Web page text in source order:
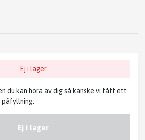
Ej i lager
du kan höra av dig så kanske vi fått ett
påfyllning.
Ej i lager